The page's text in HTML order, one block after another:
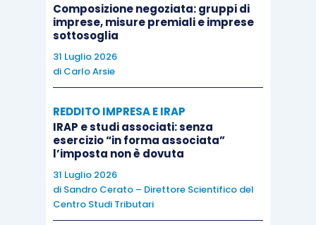
organo di controllo o un revisore determinando
competenze e poteridelsindaco unico o del
La solida sponda costituita dall’interpretazione
ministeriale mette questa lettura delle norme al
riparo da contestazioni. Ma qualiaccorgimenti è
consigliabile adottareper i sindaci/revisori che
vengono nominati quali
cooperative?
Composizione negoziata: gruppi di
imprese, misure premiali e imprese
sottosoglia
31 Luglio 2026
di Carlo Arsie
REDDITO IMPRESA E IRAP
IRAP e studi associati: senza
esercizio “in forma associata”
l’imposta non è dovuta
31 Luglio 2026
di Sandro Cerato – Direttore Scientifico del
Centro Studi Tributari